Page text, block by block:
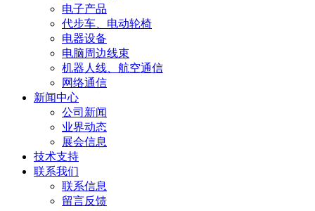
电子产品
代步车、电动轮椅
电器设备
电脑周边线束
机器人线、航空通信
网络通信
新闻中心
公司新闻
业界动态
展会信息
技术支持
联系我们
联系信息
留言反馈